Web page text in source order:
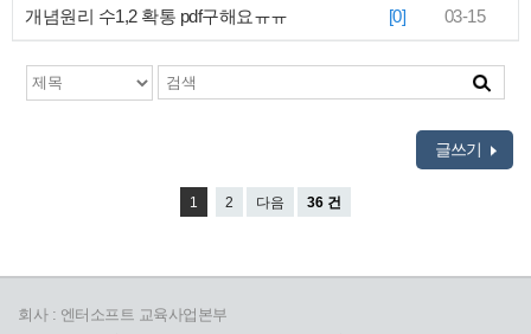
개념원리 수1,2 확통 pdf구해요ㅠㅠ [0] 03-15
글쓰기
1 2 다음 36 건
회사 : 엔터소프트 교육사업본부